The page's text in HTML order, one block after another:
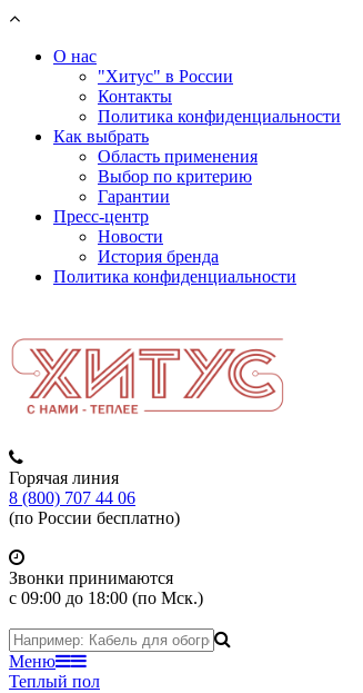
О нас
"Хитус" в России
Контакты
Политика конфиденциальности
Как выбрать
Область применения
Выбор по критерию
Гарантии
Пресс-центр
Новости
История бренда
Политика конфиденциальности
Горячая линия
8 (800) 707 44 06
(по России бесплатно)
Звонки принимаются
с 09:00 до 18:00 (по Мск.)
Меню
Теплый пол